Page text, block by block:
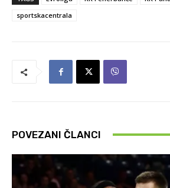
sportskacentrala
POVEZANI ČLANCI